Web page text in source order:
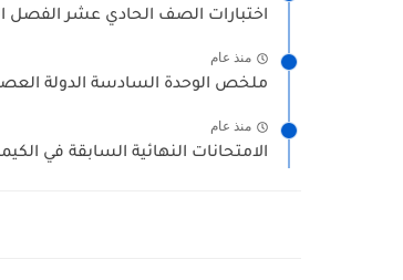
اختبارات الصف الحادي عشر الفصل
منذ عام
ملخص الوحدة السادسة الدولة
منذ عام
الامتحانات النهائية السابقة في